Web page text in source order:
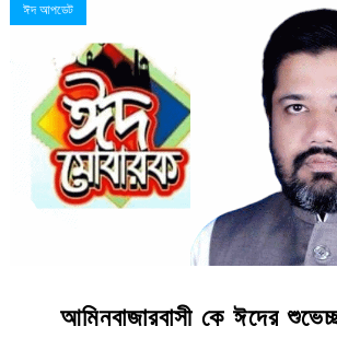
ঈদ আপডেট
আমিনবাজারবাসী কে ঈদের